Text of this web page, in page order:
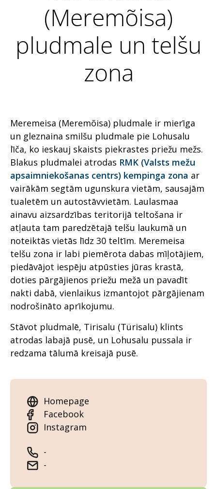
(Meremõisa)
pludmale un telšu
zona
Meremeisa (Meremõisa) pludmale ir mierīga
un gleznaina smilšu pludmale pie Lohusalu
līča, ko ieskauj skaists piekrastes priežu mežs.
Blakus pludmalei atrodas RMK (Valsts mežu
apsaimniekošanas centrs) kempinga zona ar
vairākām segtām ugunskura vietām, sausajām
tualetēm un autostāvvietām. Laulasmaa
ainavu aizsardzības teritorijā teltošana ir
atļauta tam paredzētajā telšu laukumā un
noteiktās vietās līdz 30 teltīm. Meremeisa
telšu zona ir labi piemērota dabas mīļotājiem,
piedāvājot iespēju atpūsties jūras krastā,
doties pārgājienos priežu mežā un pavadīt
nakti dabā, vienlaikus izmantojot pārgājienam
nodrošināto aprīkojumu.
Stāvot pludmalē, Tirisalu (Türisalu) klints
atrodas labajā pusē, un Lohusalu pussala ir
redzama tālumā kreisajā pusē.
Homepage
Facebook
Instagram
-
-